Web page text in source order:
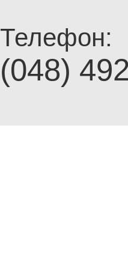
Телефон:
(048)